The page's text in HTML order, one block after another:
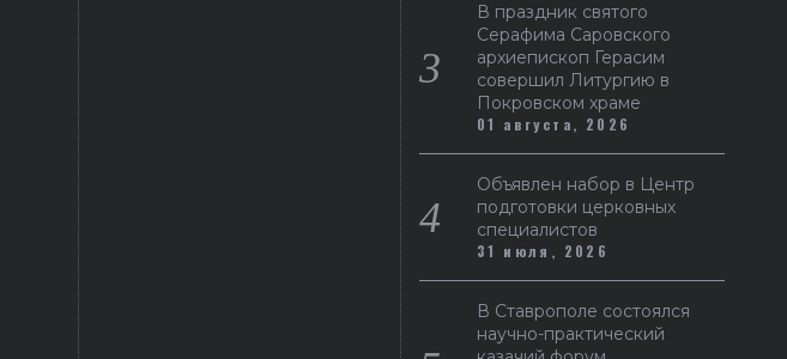
В праздник святого
Серафима Саровского
архиепископ Герасим
совершил Литургию в
Покровском храме
01 августа, 2026
Объявлен набор в Центр
подготовки церковных
специалистов
31 июля, 2026
В Ставрополе состоялся
научно-практический